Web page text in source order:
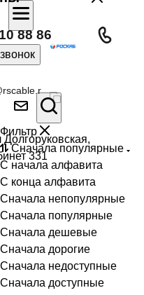
88 86
331
Фильтр
Сначала популярные
С начала алфавита
С конца алфавита
Сначала непопулярные
Сначала популярные
Сначала дешевые
Сначала дорогие
Сначала недоступные
Сначала доступные